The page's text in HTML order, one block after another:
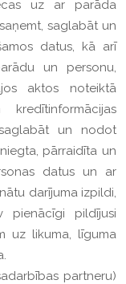
uz ar parāda
saglabāt un
datus, kā arī
un personu,
aktos noteiktā
un nodot
pārraidīta un
datus un ar
darījuma izpildi,
pienācīgi pildījusi
uz likuma, līguma
partneru)